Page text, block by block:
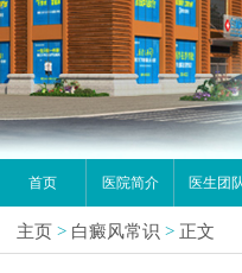
首页 医院简介 医生团
主页 > 白癜风常识 > 正文